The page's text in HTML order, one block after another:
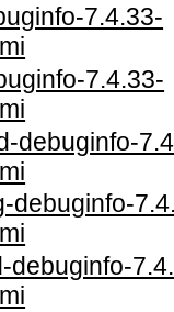
7.4.33-
7.4.33-
debuginfo-
debuginfo-
debuginfo-